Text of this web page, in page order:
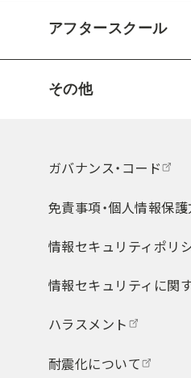
アフタースクール
その他
ガバナンス・コード
免責事項・個人情報保
情報セキュリティポリ
情報セキュリティに関
ハラスメント
耐震化について